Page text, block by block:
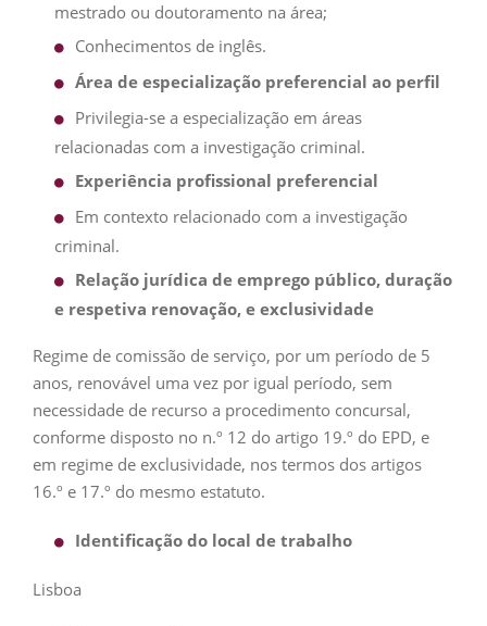
mestrado ou doutoramento na área;
Conhecimentos de inglês.
Área de especialização preferencial ao perfil
Privilegia-se a especialização em áreas
relacionadas com a investigação criminal.
Experiência profissional preferencial
Em contexto relacionado com a investigação
criminal.
Relação jurídica de emprego público, duração
e respetiva renovação, e exclusividade
Regime de comissão de serviço, por um período de 5
anos, renovável uma vez por igual período, sem
necessidade de recurso a procedimento concursal,
conforme disposto no n.º 12 do artigo 19.º do EPD, e
em regime de exclusividade, nos termos dos artigos
16.º e 17.º do mesmo estatuto.
Identificação do local de trabalho
Lisboa